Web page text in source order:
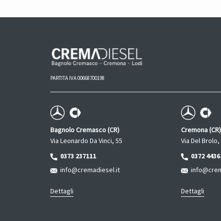
PARTITA IVA 00668700198
Bagnolo Cremasco (CR)
Via Leonardo Da Vinci, 55
0373 237111
info@cremadiesel.it
Dettagli
Cremona (CR)
Via Del Brolo,
0372
Dettagli